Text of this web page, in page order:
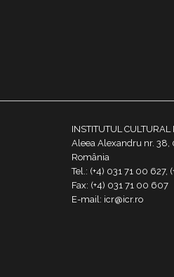
INSTITUTUL CULTURAL
Aleea Alexandru nr. 38,
România
Tel.: (+4) 031 71 00 627,
Fax: (+4) 031 71 00 607
E-mail: icr@icr.ro